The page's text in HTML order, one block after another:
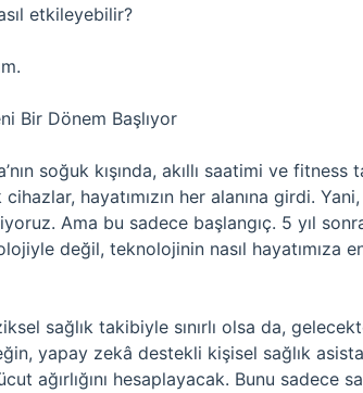
etkileyebilir?
Bir Dönem Başlıyor
soğuk kışında, akıllı saatimi ve fitness
cihazlar, hayatımızın her alanına girdi.
Ama bu sadece başlangıç. 5 yıl
değil, teknolojinin nasıl hayatımıza
sağlık takibiyle sınırlı olsa da,
yapay zekâ destekli kişisel sağlık
ağırlığını hesaplayacak. Bunu sadece